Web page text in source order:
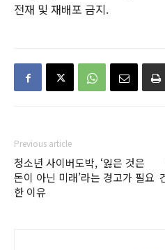
전재 및 재배포 금지.
Previous article
청소년 사이버도박, ‘잃은 것은
돈이 아닌 미래’라는 경고가 필요
한 이유